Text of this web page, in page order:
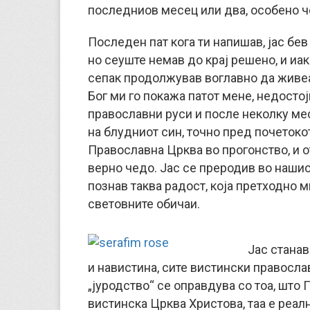
последниов месец или два, особено
Последен пат кога ти напишав, јас
но сеуште немав до крај решено, и
сепак продолжував воглавно да
Бог ми го покажа патот мене,
православни руси и после неколку
на блудниот син, точно пред
Православна Црква во прогонство, и
верно чедо. Јас се преродив во
познав таква радост, која претходно
световните обичаи.
Јас
и навистина, сите вистински
„јуродство“ се оправдува со тоа,
вистинска Црква Христова, таа е